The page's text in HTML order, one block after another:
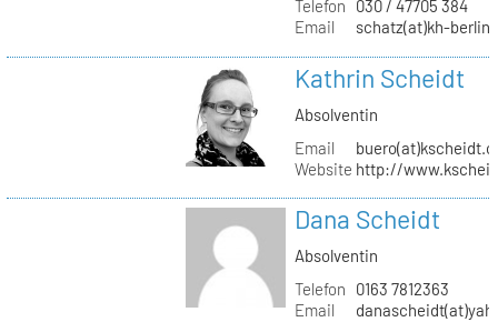
Telefon
030 / 47705 384
Email
schatz(at)kh-
Kathrin Scheidt
Absolventin
Email
Website http://
Dana Scheidt
Absolventin
Telefon
0163 7812363
Email